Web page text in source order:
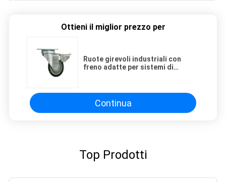
Ottieni il miglior prezzo per
Ruote girevoli industriali con
freno adatte per sistemi di
Continua
Top Prodotti